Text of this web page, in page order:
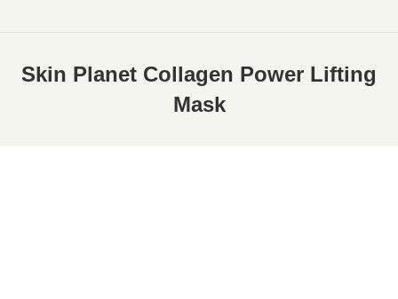
Skin Planet Collagen Power Lifting
Mask